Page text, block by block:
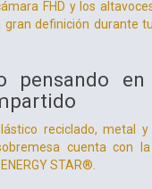
FHD y los
definición durante
pensando
reciclado, metal
cuenta con
STAR®.